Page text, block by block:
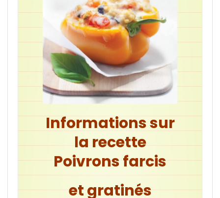
Informations sur
la recette
Poivrons farcis
et gratinés